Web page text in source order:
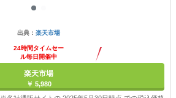
出典： 楽天市場
24時間タイムセー
ル毎日開催中
楽天市場
￥ 5,980